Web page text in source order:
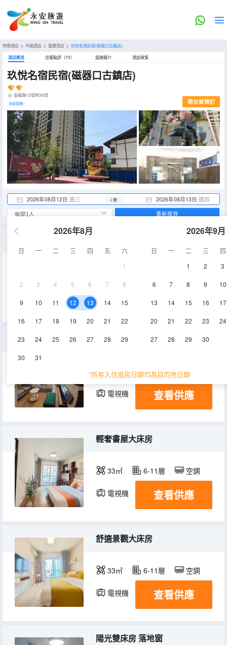
特價酒店 > 中國酒店 > 重慶酒店 > 玖悅名宿民宿(磁器口古鎮店)
酒店概览 住客點評（70） 設施簡介 酒店政策
玖悅名宿民宿(磁器口古鎮店)
金磁路12號附36號
全部設施> 現在就預訂
2026年08月12日 週三 2026年08月13日 週四
1 晚
2026年8月
日 一 二 三 四 五
六
1
2 3 4 5 6 7 8
9 10 11 12 13 14 15
16 17 18 19 20 21 22
23 24 25 26 27 28 29
30 31
2026年9月
日 一 二 三
四
1
2 3
6 7 8 9 10
13 14 15 16 17
20 21 22 23 24
27 28 29 30
*所有入住退房日期均為目的地日期
重新搜尋
空調
鋼琴房+投影儀
33㎡ 2層 空調
電視機 冰箱
查看供應
輕奢書屋大床房
33㎡ 6-11層 空調
電視機 冰箱
查看供應
舒適景觀大床房
33㎡ 6-11層 空調
電視機 冰箱
查看供應
陽光雙床房 落地窗